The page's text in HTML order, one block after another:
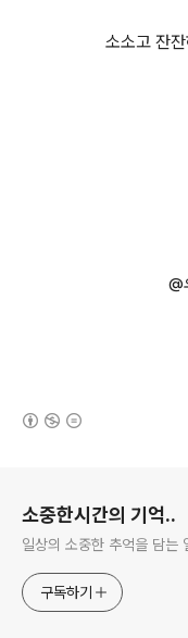
소소고 잔
소중한시간의 기억..
일상의 소중한 추억을 담는
구독하기